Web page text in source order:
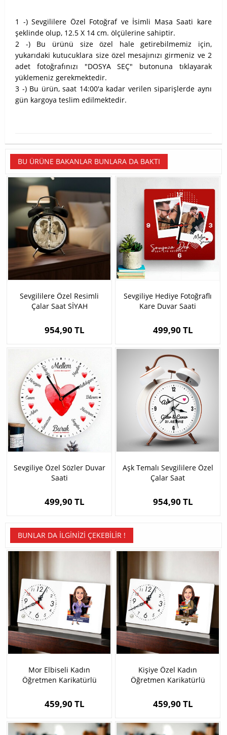
1 -) Sevgililere Özel Fotoğraf ve İsimli Masa Saati kare
şeklinde olup, 12.5 X 14 cm. ölçülerine sahiptir.
2 -) Bu ürünü size özel hale getirebilmemiz için,
yukarıdaki kutucuklara size özel mesajınızı girmeniz ve 2
adet fotoğrafınızı "DOSYA SEÇ" butonuna tıklayarak
yüklemeniz gerekmektedir.
3 -) Bu ürün, saat 14:00'a kadar verilen siparişlerde aynı
gün kargoya teslim edilmektedir.
BU ÜRÜNE BAKANLAR BUNLARA DA BAKTI
Sevgililere Özel Resimli
Çalar Saat SİYAH
954,90 TL
Sevgiliye Hediye Fotoğraflı
Kare Duvar Saati
499,90 TL
Sevgiliye Özel Sözler Duvar
Saati
499,90 TL
Aşk Temalı Sevgililere Özel
Çalar Saat
954,90 TL
BUNLAR DA İLGINIZI ÇEKEBILIR !
Mor Elbiseli Kadın
Öğretmen Karikatürlü
459,90 TL
Kişiye Özel Kadın
Öğretmen Karikatürlü
459,90 TL